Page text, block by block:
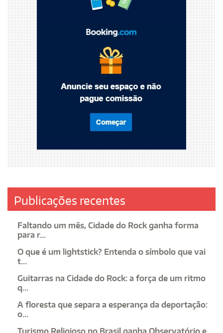
Publicações recentes
Faltando um mês, Cidade do Rock ganha forma
para r...
O que é um lightstick? Entenda o símbolo que vai
t...
Guitarras na Cidade do Rock: a força de um ritmo
q...
A floresta que separa a esperança da deportação:
o...